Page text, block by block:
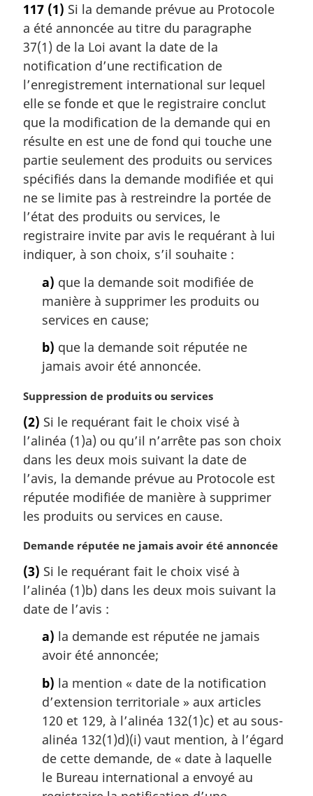
e
m
a
r
i
n
a
l
:
117 (1) Si la demande prévue au Protocole
a été annoncée au titre du paragraphe
37(1) de la Loi avant la date de la
notification d’une rectification de
l’enregistrement international sur lequel
elle se fonde et que le registraire conclut
que la modification de la demande qui en
résulte en est une de fond qui touche une
partie seulement des produits ou services
spécifiés dans la demande modifiée et qui
ne se limite pas à restreindre la portée de
l’état des produits ou services, le
registraire invite par avis le requérant à lui
indiquer, à son choix, s’il souhaite :
a) que la demande soit modifiée de
manière à supprimer les produits ou
services en cause;
b) que la demande soit réputée ne
jamais avoir été annoncée.
N
t
e
m
a
r
g
i
a
l
e
:
Suppression de produits ou services
(2) Si le requérant fait le choix visé à
l’alinéa (1)a) ou qu’il n’arrête pas son choix
dans les deux mois suivant la date de
l’avis, la demande prévue au Protocole est
réputée modifiée de manière à supprimer
les produits ou services en cause.
N
t
e
m
Demande réputée ne jamais avoir été annoncée
(3) Si le requérant fait le choix visé à
l’alinéa (1)b) dans les deux mois suivant la
date de l’avis :
a) la demande est réputée ne jamais
avoir été annoncée;
b) la mention « date de la notification
d’extension territoriale » aux articles
120 et 129, à l’alinéa 132(1)c) et au sous-
alinéa 132(1)d)(i) vaut mention, à l’égard
de cette demande, de « date à laquelle
le Bureau international a envoyé au